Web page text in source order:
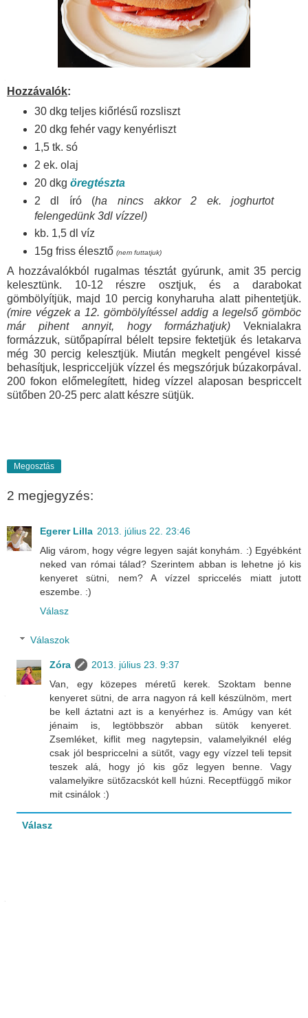
Hozzávalók:
30 dkg teljes kiőrlésű rozsliszt
20 dkg fehér vagy kenyérliszt
1,5 tk. só
2 ek. olaj
20 dkg öregtészta
2 dl író (ha nincs akkor 2 ek. joghurtot
felengedünk 3dl vízzel)
kb. 1,5 dl víz
15g friss élesztő (nem futtatjuk)
A hozzávalókból rugalmas tésztát gyúrunk, amit 35 percig
kelesztünk. 10-12 részre osztjuk, és a darabokat
gömbölyítjük, majd 10 percig konyharuha alatt pihentetjük.
(mire végzek a 12. gömbölyítéssel addig a legelső gömböc
már pihent annyit, hogy formázhatjuk) Veknialakra
formázzuk, sütőpapírral bélelt tepsire fektetjük és letakarva
még 30 percig kelesztjük. Miután megkelt pengével kissé
behasítjuk, lespricceljük vízzel és megszórjuk búzakorpával.
200 fokon előmelegített, hideg vízzel alaposan bespriccelt
sütőben 20-25 perc alatt készre sütjük.
Megosztás
2 megjegyzés:
Egerer Lilla 2013. július 22. 23:46
Alig várom, hogy végre legyen saját konyhám. :) Egyébként
neked van római tálad? Szerintem abban is lehetne jó kis
kenyeret sütni, nem? A vízzel spriccelés miatt jutott
eszembe. :)
Válasz
Válaszok
Zóra
2013. július 23. 9:37
Van, egy közepes méretű kerek. Szoktam benne
kenyeret sütni, de arra nagyon rá kell készülnöm, mert
be kell áztatni azt is a kenyérhez is. Amúgy van két
jénaim is, legtöbbször abban sütök kenyeret.
Zsemléket, kiflit meg nagytepsin, valamelyiknél elég
csak jól bespriccelni a sütőt, vagy egy vízzel teli tepsit
teszek alá, hogy jó kis gőz legyen benne. Vagy
valamelyikre sütőzacskót kell húzni. Receptfüggő mikor
mit csinálok :)
Válasz